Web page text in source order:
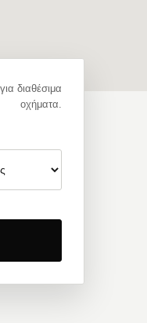
διαθέσιμα
οχήματα.